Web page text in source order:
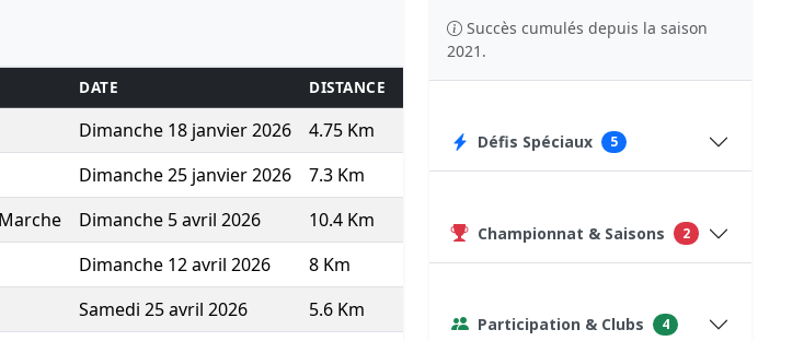
DATE DISTANCE KM/H TPS/KM TEMPS POINTS
Dimanche 18 janvier 2026 4.75 Km 6'26'' 30:35
Dimanche 25 janvier 2026 7.3 Km 9.15 6'34'' 47:53 75 (Course type P)
Dimanche 5 avril 2026 10.4 Km
Dimanche 12 avril 2026 8 Km 8.86 6'46'' 54:11 75 (Course type P)
Samedi 25 avril 2026 5.6 Km 288
Succès cumulés depuis la saison
2021.
Défis Spéciaux 5
Championnat & Saisons 2
Participation & Clubs 4